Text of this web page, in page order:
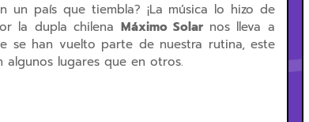
país que tiembla? ¡La música lo hizo de
la dupla chilena Máximo Solar nos lleva a
se han vuelto parte de nuestra rutina, este
lugares que en otros.